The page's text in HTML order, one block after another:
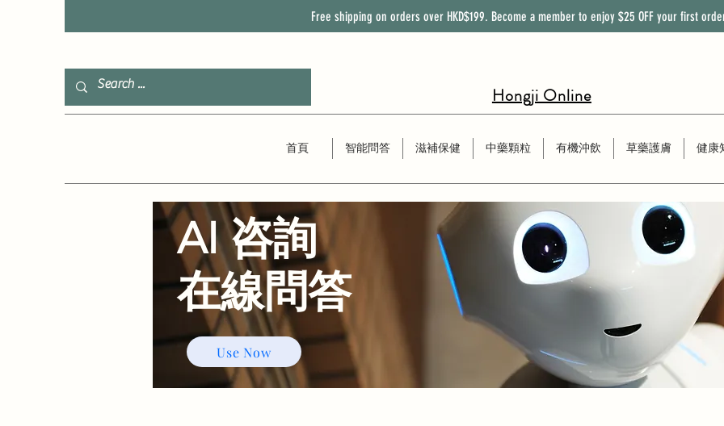
Free shipping on orders over HKD$199. Become a member to enjoy $25 OFF your first
Hongji Online
首頁 智能問答 滋補保健 中藥顆粒 有機沖飲 草藥護膚 健康
Use Now
AI 咨詢
​在線問答